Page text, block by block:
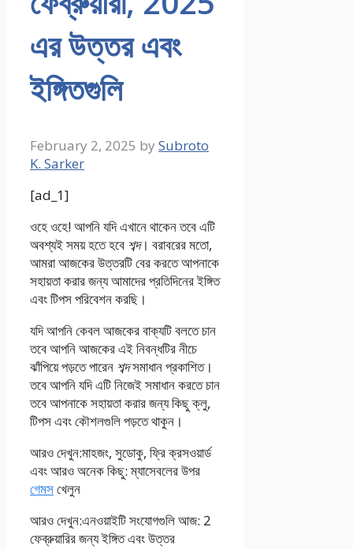
এর উত্তর এবং
ইঙ্গিতগুলি
February 2, 2025 by Subroto
K. Sarker
[ad_1]
ওহে ওহে! আপনি যদি এখানে থাকেন তবে এটি
অবশ্যই সময় হতে হবে শব্দ। বরাবরের মতো,
আমরা আজকের উত্তরটি বের করতে আপনাকে
সহায়তা করার জন্য আমাদের প্রতিদিনের ইঙ্গিত
এবং টিপস পরিবেশন করছি।
যদি আপনি কেবল আজকের বাক্যটি বলতে চান
তবে আপনি আজকের এই নিবন্ধটির নীচে
ঝাঁপিয়ে পড়তে পারেন শব্দসমাধান প্রকাশিত।
তবে আপনি যদি এটি নিজেই সমাধান করতে চান
তবে আপনাকে সহায়তা করার জন্য কিছু ক্লু,
টিপস এবং কৌশলগুলি পড়তে থাকুন।
আরও দেখুন:মাহজং, সুডোকু, ফ্রি ক্রসওয়ার্ড
এবং আরও অনেক কিছু: ম্যাসেবলের উপর
গেমসখেলুন
আরও দেখুন:এনওয়াইটি সংযোগগুলি আজ: 2
ফেব্রুয়ারির জন্য ইঙ্গিত এবং উত্তর